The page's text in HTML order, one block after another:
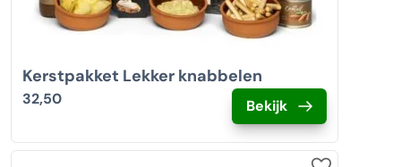
Kerstpakket Lekker knabbelen
32,50 Bekijk